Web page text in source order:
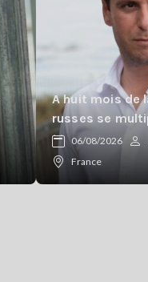
A huit mois de
russes se
06/08/2026
France